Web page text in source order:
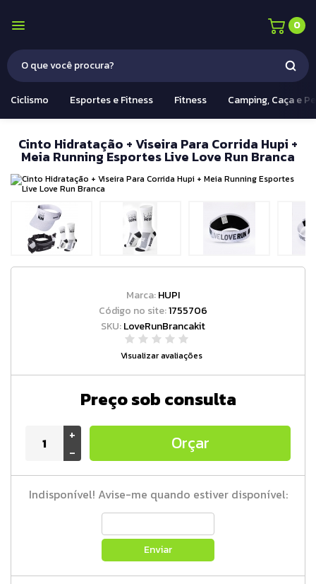
0
Ciclismo Esportes e Fitness Fitness Camping, Caça e
Cinto Hidratação + Viseira Para Corrida Hupi +
Meia Running Esportes Live Love Run Branca
Marca:HUPI
Código no site:1755706
SKU:LoveRunBrancakit
Visualizar avaliações
Preço sob consulta
+
-
Orçar
Indisponível! Avise-me quando estiver disponível:
Enviar